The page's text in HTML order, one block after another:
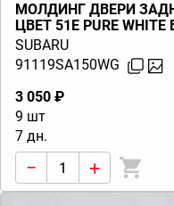
МОЛДИНГ ДВЕРИ
ЦВЕТ 51E PURE
SUBARU
91119SA150WG
3 050 ₽
9 шт
7 дн.
− +